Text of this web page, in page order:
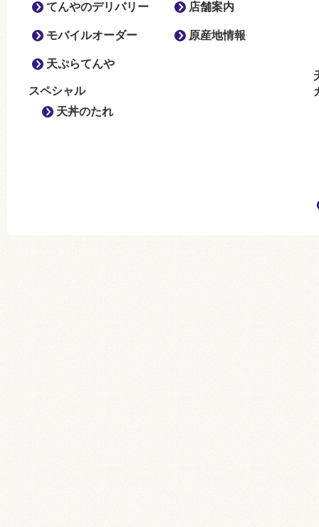
てんやのデリバリー
モバイルオーダー
天ぷらてんや
スペシャル
天丼のたれ
店舗案内
原産地情報